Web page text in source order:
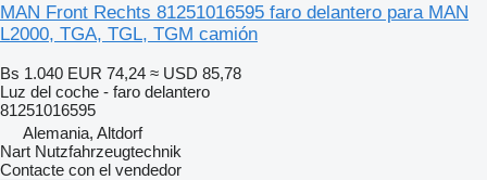
MAN Front Rechts 81251016595 faro delantero para MAN
L2000, TGA, TGL, TGM camión
Bs 1.040 EUR 74,24 ≈ USD 85,78
Luz del coche - faro delantero
81251016595
Alemania, Altdorf
Nart Nutzfahrzeugtechnik
Contacte con el vendedor